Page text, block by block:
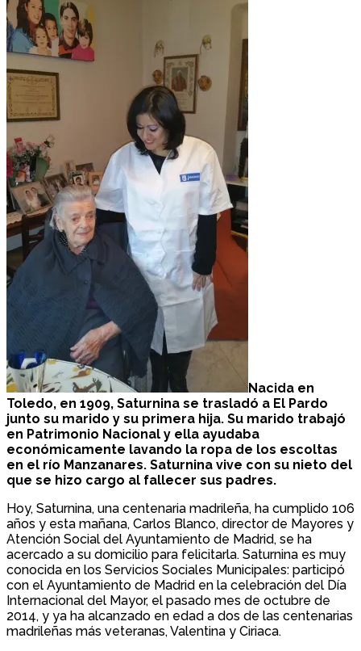
Nacida en
Toledo, en 1909, Saturnina se trasladó a El Pardo
junto su marido y su primera hija. Su marido trabajó
en Patrimonio Nacional y ella ayudaba
económicamente lavando la ropa de los escoltas
en el río Manzanares. Saturnina vive con su nieto del
que se hizo cargo al fallecer sus padres.
Hoy, Saturnina, una centenaria madrileña, ha cumplido 106
años y esta mañana, Carlos Blanco, director de Mayores y
Atención Social del Ayuntamiento de Madrid, se ha
acercado a su domicilio para felicitarla. Saturnina es muy
conocida en los Servicios Sociales Municipales: participó
con el Ayuntamiento de Madrid en la celebración del Día
Internacional del Mayor, el pasado mes de octubre de
2014, y ya ha alcanzado en edad a dos de las centenarias
madrileñas más veteranas, Valentina y Ciriaca.